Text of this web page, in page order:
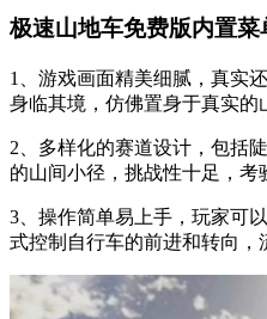
极速山地车免费版内置菜
1、游戏画面精美细腻，真实
身临其境，仿佛置身于真实的
2、多样化的赛道设计，包括
的山间小径，挑战性十足，考
3、操作简单易上手，玩家可
式控制自行车的前进和转向，